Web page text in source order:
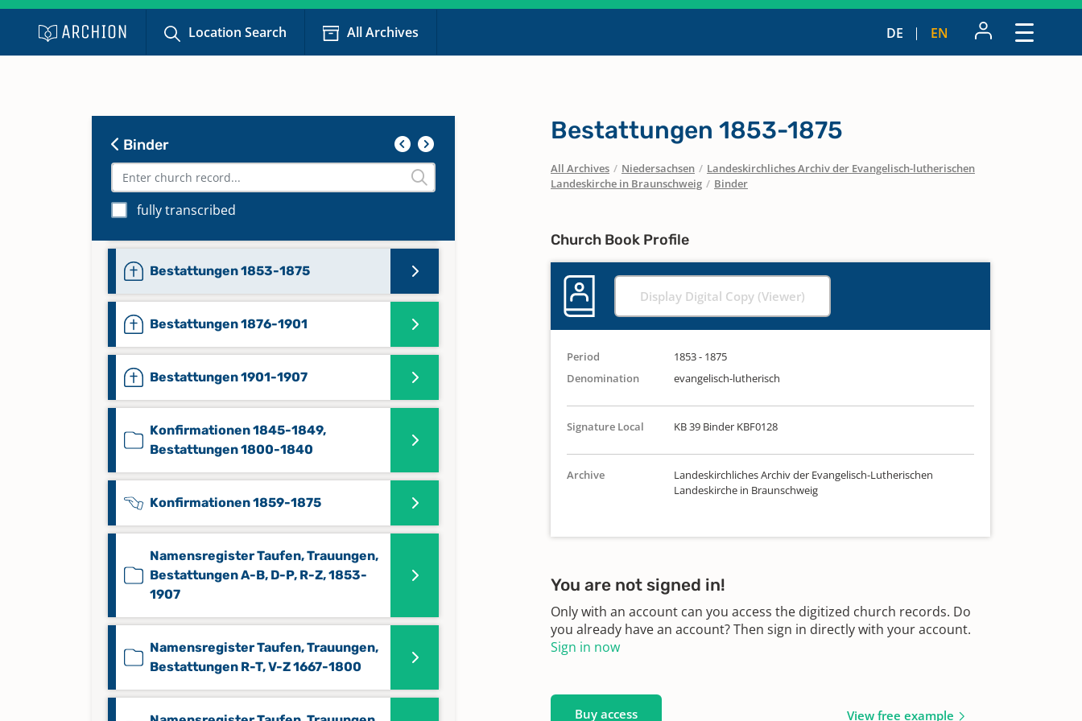
Location Search All Archives DE EN
Binder
fully transcribed
Abendmahlsteilnehmer 1864-1884
Bestattungen 1841-1848
Bestattungen 1853-1875
Bestattungen 1876-1901
Bestattungen 1901-1907
Konfirmationen 1845-1849,
Bestattungen 1800-1840
Konfirmationen 1859-1875
Namensregister Taufen, Trauungen,
Bestattungen A-B, D-P, R-Z, 1853-
1907
Namensregister Taufen, Trauungen,
Bestattungen R-T, V-Z 1667-1800
Bestattungen 1853-1875
All Archives / Niedersachsen / Landeskirchliches Archiv der Evangelisch-lutherischen
Landeskirche in Braunschweig / Binder
Church Book Profile
Display Digital Copy (Viewer)
Period
1853 - 1875
Denomination
evangelisch-lutherisch
Signature Local KB 39 Binder KBF0128
Archive
Landeskirchliches Archiv der Evangelisch-Lutherischen
Landeskirche in Braunschweig
You are not signed in!
Only with an account can you access the digitized church records. Do
you already have an account? Then sign in directly with your account.
Sign in now
Buy access View free example